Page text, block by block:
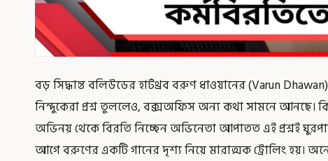
বড় সিদ্ধান্ত বলিউডের হার্টথ্রব বরুণ ধাওয়ানের (Varun
নিন্দুকেরা প্রশ্ন তুললেও, বক্সঅফিস অন্য কথা সামনে আনছে।
অভিনয় থেকে বিরতি নিচ্ছেন অভিনেতা আপাতত এই প্রশ্নই
আগে বরুণের একটি গানের দৃশ্য নিয়ে মারাত্মক ট্রোলিং হয়।